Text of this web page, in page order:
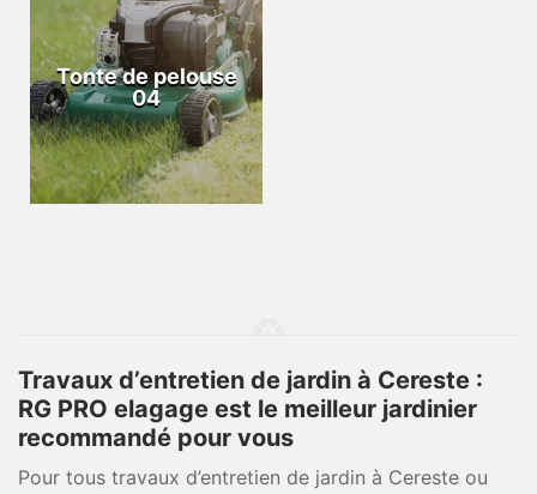
Tonte de pelouse
04
Travaux d’entretien de jardin à Cereste :
RG PRO elagage est le meilleur jardinier
recommandé pour vous
Pour tous travaux d’entretien de jardin à Cereste ou